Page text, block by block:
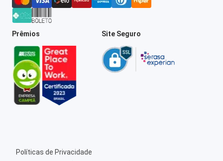
Prêmios Site Seguro
Políticas de Privacidade